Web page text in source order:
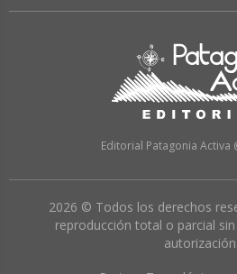
Editorial Patagonia Activa
2026 © Todos los derechos
reproducción total o parcial
autorización.